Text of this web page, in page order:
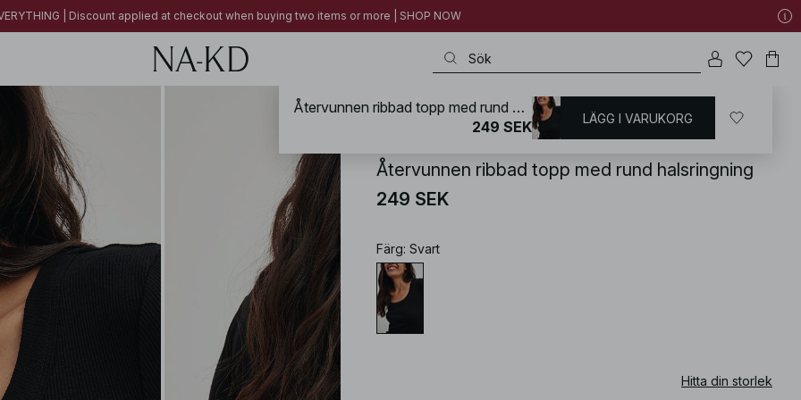
| Discount applied at checkout when buying two items or more | SHOP NOW
Långärmade t-shirts
Återvunnen ribbad topp med rund halsringning
249 SEK
Färg: Svart
Hitta din storlek
Återvunnen ribbad topp med rund halsringning
249 SEK
LÄGG I VARUKORG